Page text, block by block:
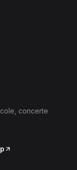
concerte